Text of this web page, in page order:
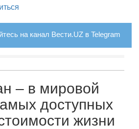
на канал Вести.UZ в Telegram
– в мировой
доступных
жизни